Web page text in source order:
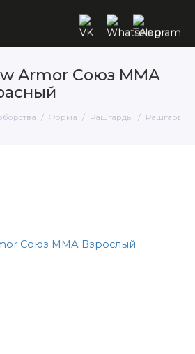
Armor Союз ММА
Форма Рашгарды Рашгард